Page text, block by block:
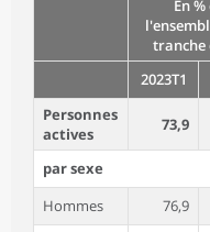
En %
tranche
2023T1
Personnes
actives
73,9
par sexe
Hommes
76,9